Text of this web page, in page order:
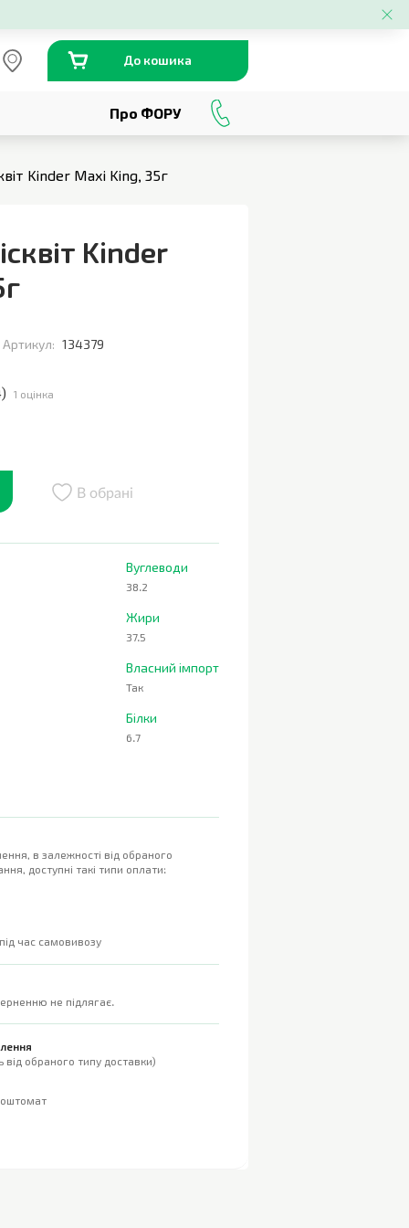
До кошика
Про ФОРУ
Kinder Maxi King, 35г
Kinder
Артикул: 134379
) 1 оцінка
В обрані
Вуглеводи
38.2
Жири
37.5
Власний імпорт
Так
Білки
6.7
в залежності від обраного
доступні такі типи оплати:
час самовивозу
не підлягає.
обраного типу доставки)